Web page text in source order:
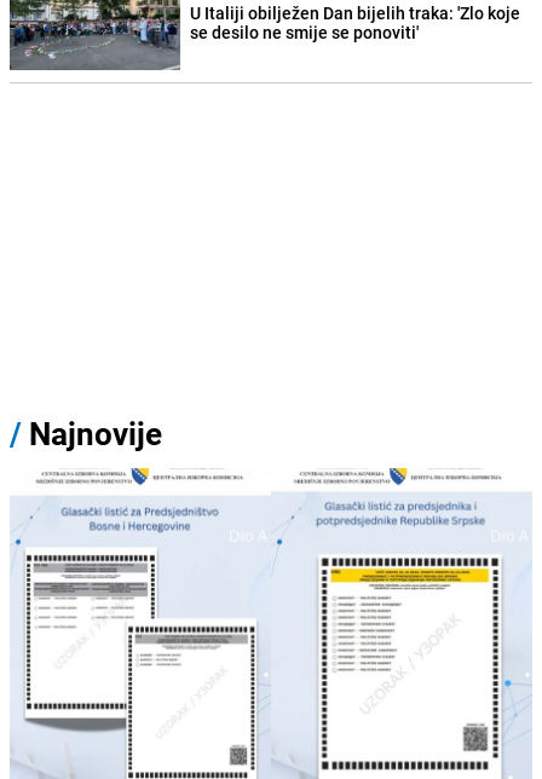
U Italiji obilježen Dan bijelih traka: 'Zlo koje
se desilo ne smije se ponoviti'
/ Najnovije